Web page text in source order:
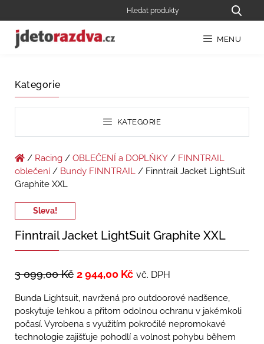
MENU
Kategorie
KATEGORIE
/ Racing / OBLEČENÍ a DOPLŇKY / FINNTRAIL
oblečení / Bundy FINNTRAIL / Finntrail Jacket LightSuit
Graphite XXL
Sleva!
Finntrail Jacket LightSuit Graphite XXL
3 099,00Kč 2 944,00 Kč vč. DPH
Bunda Lightsuit, navržená pro outdoorové nadšence,
poskytuje lehkou a přitom odolnou ochranu v jakémkoli
počasí. Vyrobena s využitím pokročilé nepromokavé
technologie zajišťuje pohodlí a volnost pohybu během